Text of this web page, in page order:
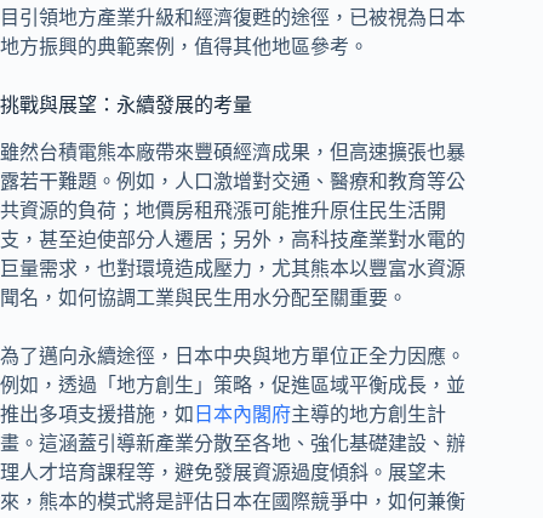
目引領地方產業升級和經濟復甦的途徑，已被視為日本
地方振興的典範案例，值得其他地區參考。
挑戰與展望：永續發展的考量
雖然台積電熊本廠帶來豐碩經濟成果，但高速擴張也暴
露若干難題。例如，人口激增對交通、醫療和教育等公
共資源的負荷；地價房租飛漲可能推升原住民生活開
支，甚至迫使部分人遷居；另外，高科技產業對水電的
巨量需求，也對環境造成壓力，尤其熊本以豐富水資源
聞名，如何協調工業與民生用水分配至關重要。
為了邁向永續途徑，日本中央與地方單位正全力因應。
例如，透過「地方創生」策略，促進區域平衡成長，並
推出多項支援措施，如 日本內閣府主導的地方創生計
畫。這涵蓋引導新產業分散至各地、強化基礎建設、辦
理人才培育課程等，避免發展資源過度傾斜。展望未
來，熊本的模式將是評估日本在國際競爭中，如何兼衡